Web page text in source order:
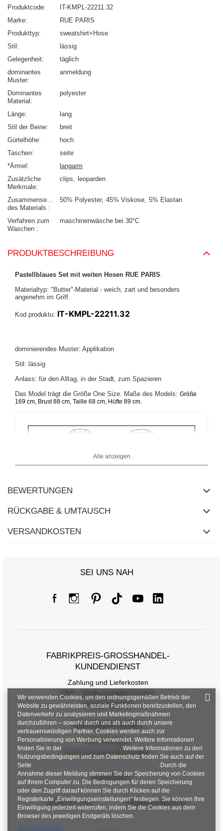
Produktcode
IT-KMPL-22211.32
Marke
RUE PARIS
Produkttyp
sweatshirt+Hose
Stil
lässig
Gelegenheit
täglich
dominantes
Muster
anmeldung
Dominantes
Material
polyester
Länge
lang
Stil der Beine
breit
Gürtelhöhe
hoch
Taschen
seite
*Ärmel
langarm
Zusätzliche
Merkmale
clips leoparden
Zusammensetzung
des Materials
50% Polyester 45% Viskose 5% Elastan
Verfahren zum
Waschen
maschinenwäsche bei 30°C
PRODUKTBESCHREIBUNG
Pastellblaues Set mit weiten Hosen RUE PARIS.
Materialtyp: "Butter"-Material - weich, zart und besonders
angenehm im Griff.
Kod produktu: IT-KMPL-22211.32
dominierendes Muster: Applikation
Stil: lässig
Anlass: für den Alltag, in der Stadt, zum Spazieren
Das Model trägt die Größe One Size. Maße des Models: Größe
169 cm, Brust 88 cm, Taille 68 cm, Hüfte 89 cm.
Größentabelle
[A] Brustumfang
[C] Hüftumfang
[D] Gesamtlänge 61
[E] Ärmellänge 57
[F] Taillenumfang
[G] Hüftumfang 98
[H] Innere Beinlänge 77
[J] Gesamtlänge 105
Alle anzeigen
BEWERTUNGEN
RÜCKGABE & UMTAUSCH
VERSANDKOSTEN
SEI UNS NAH
FABRIKPREIS-GROSSHANDEL-K
UNDENDIENST
Zahlung und Lieferkosten
FAQ - Häufig gestellte Fragen
Rückgabepolitik
INFORMATIONEN
Verordnungen
Datenschutzbestimmungen
KONTAKT
+48 601 547 740 hurt@factoryprice.eu
Wir verwenden Cookies, um den ordnungsgemäßen Betrieb der
Website zu gewährleisten, soziale Funktionen bereitzustellen, den
Datenverkehr zu analysieren und Marketingmaßnahmen
durchzuführen – sowohl durch uns als auch durch unsere
vertrauenswürdigen Partner. Cookies werden auch zur
Personalisierung von Werbung verwendet. Weitere Informationen
finden Sie in der
Datenschutzrichtlinie. Weitere Informationen zu den
Nutzungsbedingungen und zum Datenschutz finden Sie auch auf der
Seite
. Durch die
Annahme dieser Meldung stimmen Sie der Speicherung von Cookies
auf Ihrem Computer zu. Die Bedingungen für deren Speicherung
oder den Zugriff darauf können Sie durch Klicken auf die
Registerkarte „Einwilligungseinstellungen" festlegen. Sie können Ihre
Einwilligung jederzeit widerrufen, indem Sie die Cookies aus dem
Browser des jeweiligen Endgeräts löschen.